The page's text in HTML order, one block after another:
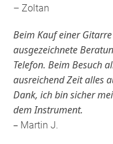
– Zoltan
Beim Kauf einer
ausgezeichnete
Telefon. Beim Besuch
ausreichend Zeit alles
Dank, ich bin sicher
dem Instrument.
– Martin J.